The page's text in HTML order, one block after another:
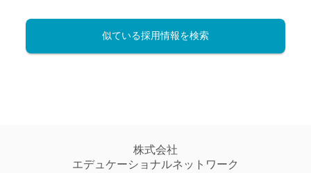
似ている採用情報を検索
株式会社
エデュケーショナルネットワーク